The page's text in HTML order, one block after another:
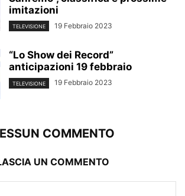
imitazioni
TELEVISIONE 19 Febbraio 2023
“Lo Show dei Record”
anticipazioni 19 febbraio
TELEVISIONE 19 Febbraio 2023
COMMENTO
UN COMMENTO